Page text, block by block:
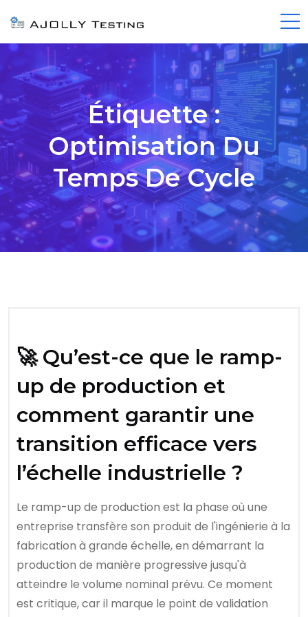
Étiquette :
Optimisation Du
Temps De Cycle
🚀 Qu’est-ce que le ramp-
up de production et
comment garantir une
transition efficace vers
l’échelle industrielle ?
Le ramp-up de production est la phase où une
entreprise transfère son produit de l'ingénierie à la
fabrication à grande échelle, en démarrant la
production de manière progressive jusqu'à
atteindre le volume nominal prévu. Ce moment
est critique, car il marque le point de validation